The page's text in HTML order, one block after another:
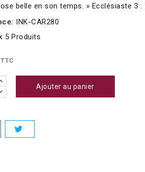
belle en son temps. » Ecclésiaste 3 :
INK-CAR280
5 Produits
TTC
Ajouter au panier